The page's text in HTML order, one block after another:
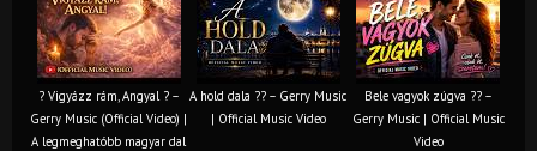
? Vigyázz rám, Angyal ? –
Gerry Music (Official Video) |
A legmeghatóbb magyar dal
A hold dala ?? – Gerry Music
| Official Music Video
Bele vagyok zúgva ?? –
Gerry Music | Official Music
Video